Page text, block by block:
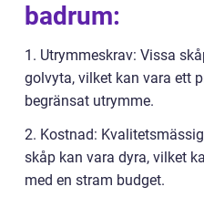
badrum:
1. Utrymmeskrav: Vissa
golvyta, vilket kan vara ett
begränsat utrymme.
2. Kostnad:
skåp kan vara dyra, vilket
med en stram budget.